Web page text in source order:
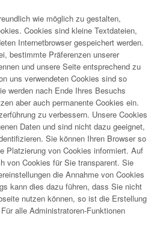
wie möglich zu gestalten,
Cookies sind kleine Textdateien,
Internetbrowser gespeichert werden.
bestimmte Präferenzen unserer
und unsere Seite entsprechend zu
uns verwendeten Cookies sind so
werden nach Ende Ihres Besuchs
aber auch permanente Cookies ein.
zu verbessern. Unsere Cookies
Daten und sind nicht dazu geeignet,
Sie können Ihren Browser so
Platzierung von Cookies informiert. Auf
von Cookies für Sie transparent. Sie
die Annahme von Cookies
kann dies dazu führen, dass Sie nicht
nutzen können, so ist die Erstellung
alle Administratoren-Funktionen